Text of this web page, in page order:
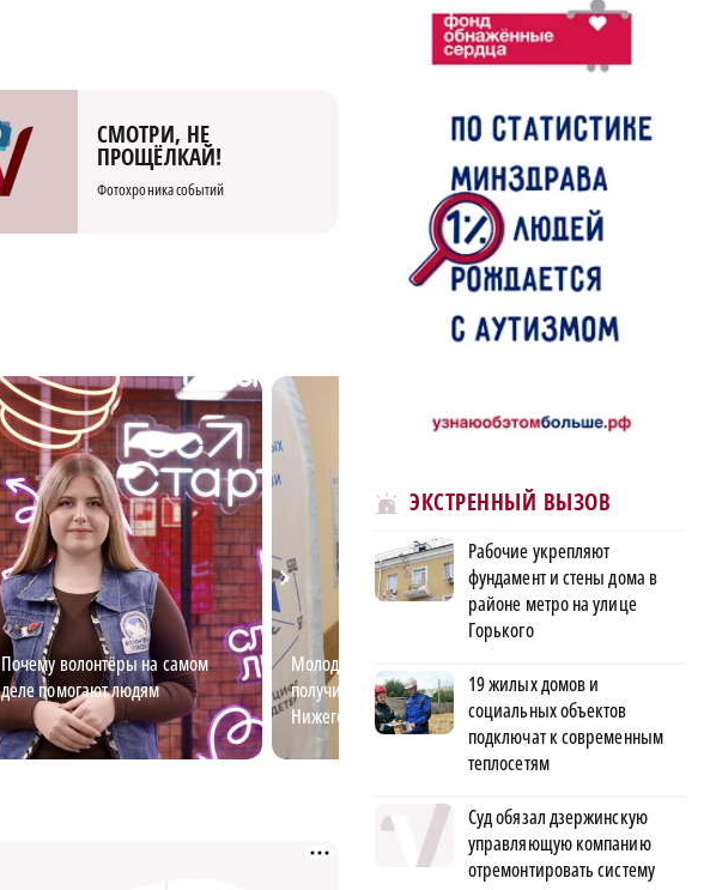
СМОТРИ, НЕ
ПРОЩЁЛКАЙ!
Фотохроника событий
Почему волонтёры на самом
деле помогают людям
Молодёжь выбирает: где
получить высшее образование в
Нижегородской области
Нижегородской
Москвы за 3,5
ЭКСТРЕННЫЙ ВЫЗОВ
Рабочие укрепляют
фундамент и стены дома в
районе метро на улице
Горького
19 жилых домов и
социальных объектов
подключат к современным
теплосетям
Суд обязал дзержинскую
управляющую компанию
отремонтировать систему